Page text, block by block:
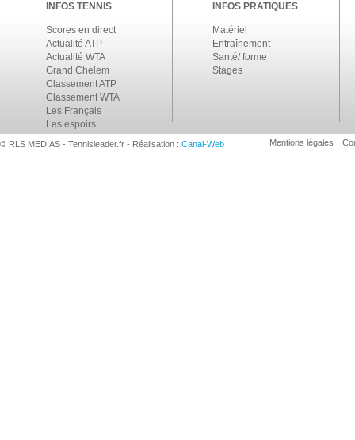
INFOS TENNIS
Scores en direct
Actualité ATP
Actualité WTA
Grand Chelem
Classement ATP
Classement WTA
Les Français
Les espoirs
INFOS PRATIQUES
Matériel
Entraînement
Santé/ forme
Stages
© RLS MEDIAS - Tennisleader.fr - Réalisation : Canal-Web Mentions légales